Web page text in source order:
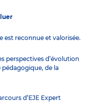
est reconnue et valorisée.
perspectives d’évolution
pédagogique, de la
d’EJE Expert